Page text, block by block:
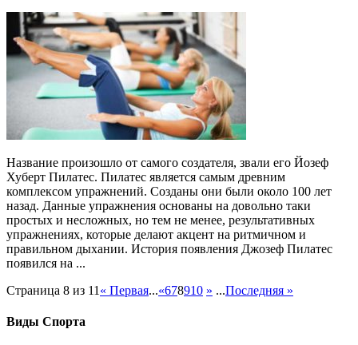
Название произошло от самого создателя, звали его Йозеф
Хуберт Пилатес. Пилатес является самым древним
комплексом упражнений. Созданы они были около 100 лет
назад. Данные упражнения основаны на довольно таки
простых и несложных, но тем не менее, результативных
упражнениях, которые делают акцент на ритмичном и
правильном дыхании. История появления Джозеф Пилатес
появился на ...
Страница 8 из 11 « Первая...«678910 » ...Последняя »
Виды Спорта